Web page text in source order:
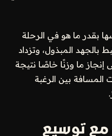
بقدر ما هو في الرحلة
بالجهد المبذول، وتزداد
إنجاز ما وزنًا خاصًا نتيجة
المسافة بين الرغبة
مع توسيع